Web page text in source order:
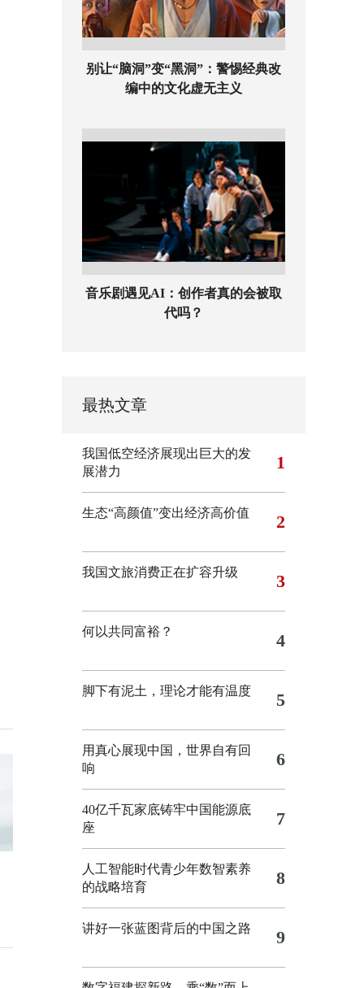
别让“脑洞”变“黑洞”：警惕经典改
编中的文化虚无主义
音乐剧遇见AI：创作者真的会被取
代吗？
最热文章
我国低空经济展现出巨大的发
展潜力
1
生态“高颜值”变出经济高价值 2
我国文旅消费正在扩容升级 3
何以共同富裕？ 4
脚下有泥土，理论才能有温度 5
用真心展现中国，世界自有回
响
6
40亿千瓦家底铸牢中国能源底
座
7
人工智能时代青少年数智素养
的战略培育
8
讲好一张蓝图背后的中国之路 9